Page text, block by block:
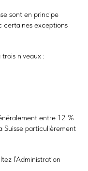
sont en principe
certaines exceptions
trois niveaux :
entre 12 %
Suisse particulièrement
l’Administration